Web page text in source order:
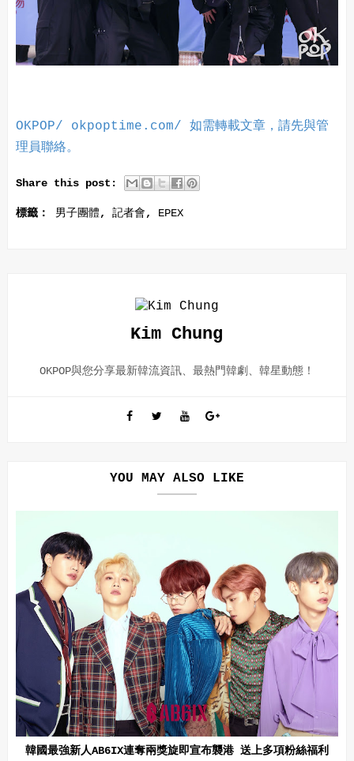
OKPOP/ okpoptime.com/ 如需轉載文章，請先與管
理員聯絡。
Share this post:
標籤： 男子團體, 記者會, EPEX
Kim Chung
OKPOP與您分享最新韓流資訊、最熱門韓劇、韓星動態！
YOU MAY ALSO LIKE
韓國最強新人AB6IX連奪兩獎旋即宣布襲港 送上多項粉絲福利